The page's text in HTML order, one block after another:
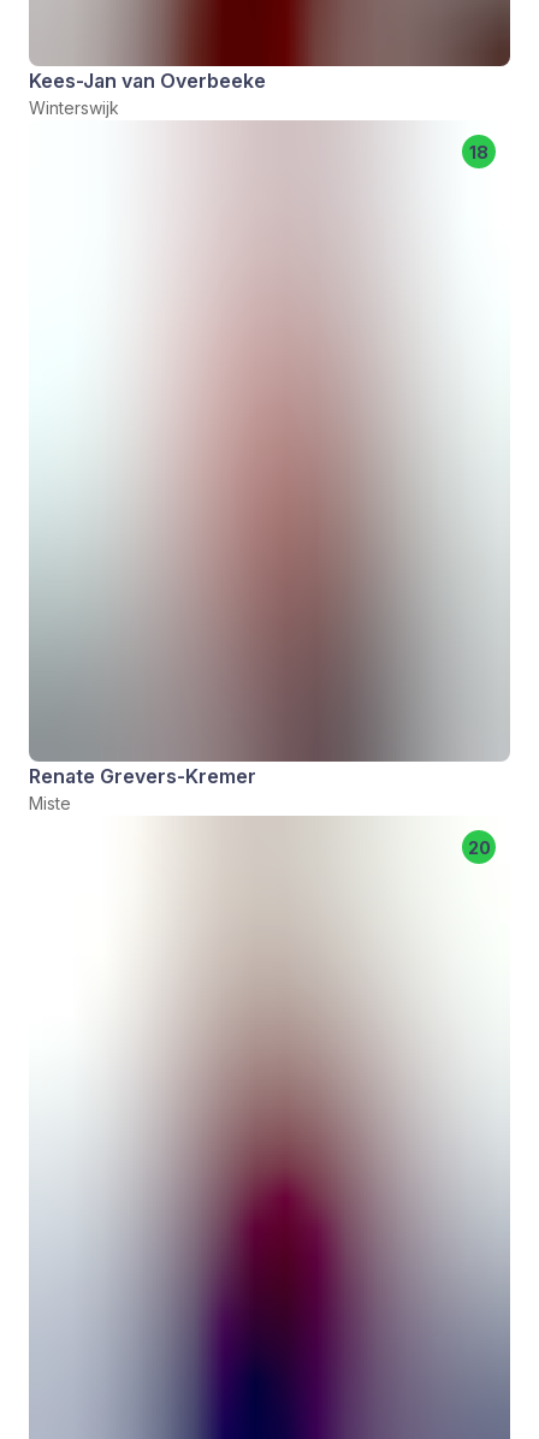
Kees-Jan van Overbeeke
Winterswijk
18
Renate Grevers-Kremer
Miste
20